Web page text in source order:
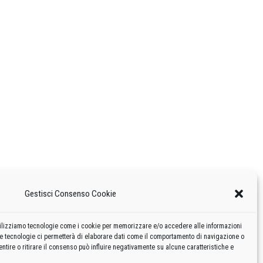
Gestisci Consenso Cookie
tecnologie come i cookie per memorizzare e/o accedere alle informazioni
tecnologie ci permetterà di elaborare dati come il comportamento di navigazione o
o ritirare il consenso può influire negativamente su alcune caratteristiche e